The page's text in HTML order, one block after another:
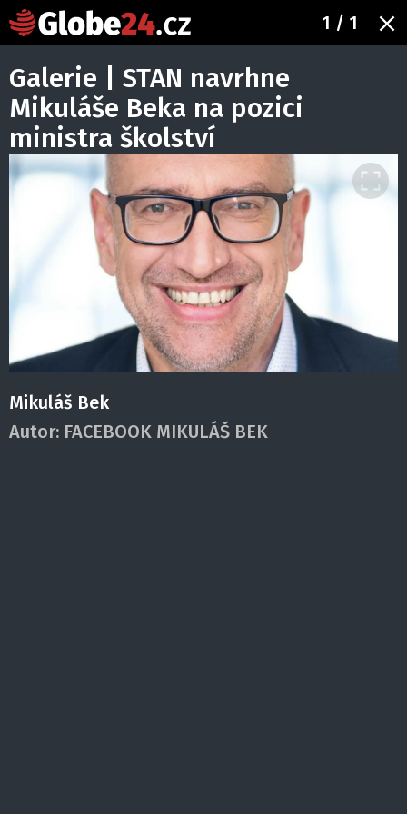
1 / 1
Galerie | STAN navrhne
Mikuláše Beka na pozici
ministra školství
Mikuláš Bek
Autor: FACEBOOK MIKULÁŠ BEK